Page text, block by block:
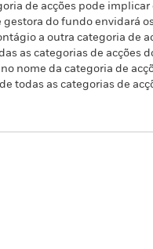
de acções pode
gestora do fundo envidará
a outra categoria de
as categorias de acções
no nome da categoria de
todas as categorias de